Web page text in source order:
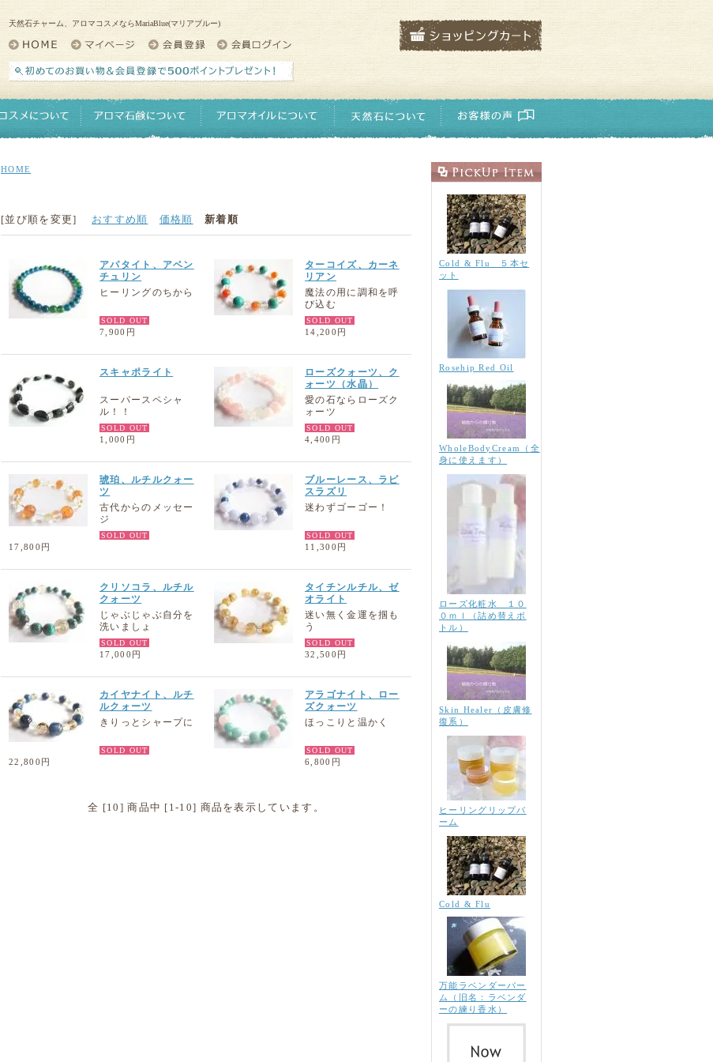
天然石チャーム、アロマコスメならMariaBlue(マリアブルー)
HOME
[並び順を変更] おすすめ順 価格順 新着順
アパタイト、アベン
チュリン
ヒーリングのちから
SOLD OUT
7,900円
ターコイズ、カーネ
リアン
魔法の用に調和を呼
び込む
SOLD OUT
14,200円
スキャポライト
スーパースペシャ
ル！！
SOLD OUT
1,000円
ローズクォーツ、ク
ォーツ（水晶）
愛の石ならローズク
ォーツ
SOLD OUT
4,400円
琥珀、ルチルクォー
ツ
古代からのメッセー
ジ
SOLD OUT
17,800円
ブルーレース、ラピ
スラズリ
迷わずゴーゴー！
SOLD OUT
11,300円
クリソコラ、ルチル
クォーツ
じゃぶじゃぶ自分を
洗いましょ
SOLD OUT
17,000円
タイチンルチル、ゼ
オライト
迷い無く金運を掴も
う
SOLD OUT
32,500円
カイヤナイト、ルチ
ルクォーツ
きりっとシャープに
SOLD OUT
22,800円
アラゴナイト、ロー
ズクォーツ
ほっこりと温かく
SOLD OUT
6,800円
全 [10] 商品中 [1-10] 商品を表示しています。
Cold & Flu ５本セ
ット
Rosehip Red Oil
WholeBodyCream（全
身に使えます）
ローズ化粧水 １０
０ｍｌ（詰め替えボ
トル）
Skin Healer（皮膚修
復系）
ヒーリングリップバ
ーム
Cold & Flu
万能ラベンダーバー
ム（旧名：ラベンダ
ーの練り香水）